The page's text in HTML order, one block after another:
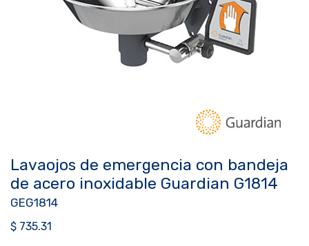
Lavaojos de emergencia con bandeja
de acero inoxidable Guardian G1814
GEG1814
$ 735.31